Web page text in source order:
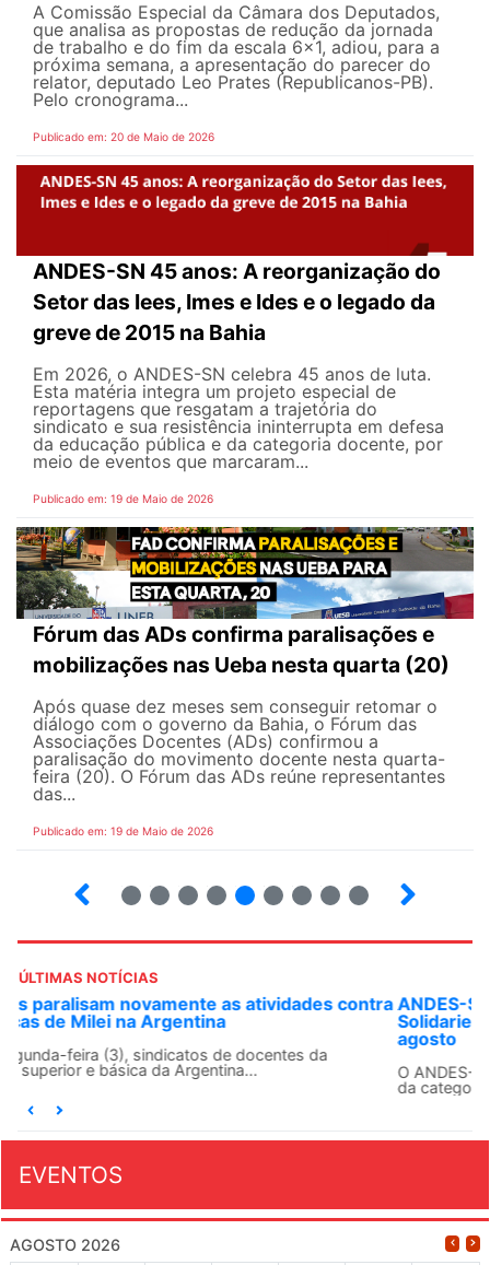
A Comissão Especial da Câmara dos Deputados,
que analisa as propostas de redução da jornada
de trabalho e do fim da escala 6x1, adiou, para a
próxima semana, a apresentação do parecer do
relator, deputado Leo Prates (Republicanos-PB).
Pelo cronograma...
Publicado em: 20 de Maio de 2026
ANDES-SN 45 anos: A reorganização do
Setor das Iees, Imes e Ides e o legado da
greve de 2015 na Bahia
Em 2026, o ANDES-SN celebra 45 anos de luta.
Esta matéria integra um projeto especial de
reportagens que resgatam a trajetória do
sindicato e sua resistência ininterrupta em defesa
da educação pública e da categoria docente, por
meio de eventos que marcaram...
Publicado em: 19 de Maio de 2026
Fórum das ADs confirma paralisações e
mobilizações nas Ueba nesta quarta (20)
Após quase dez meses sem conseguir retomar o
diálogo com o governo da Bahia, o Fórum das
Associações Docentes (ADs) confirmou a
paralisação do movimento docente nesta quarta-
feira (20). O Fórum das ADs reúne representantes
das...
Publicado em: 19 de Maio de 2026
ÚLTIMAS NOTÍCIAS
ANDES-SN convoca docentes para Dia de
Solidariedade Internacionalista com Cuba em 13 de
O ANDES-SN conclama suas seções sindicais e o conjunto
EVENTOS
AGOSTO 2026